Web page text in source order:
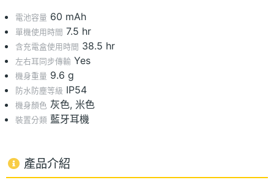
電池容量 60 mAh
單機使用時間 7.5 hr
含充電盒使用時間 38.5 hr
左右耳同步傳輸 Yes
機身重量 9.6 g
防水防塵等級 IP54
機身顏色 灰色, 米色
裝置分類 藍牙耳機
產品介紹